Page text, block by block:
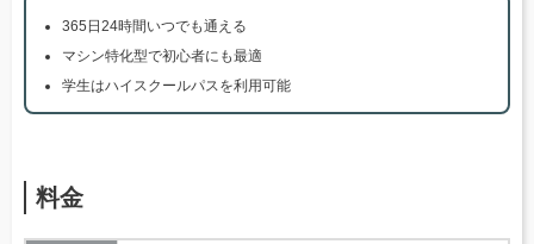
365日24時間いつでも通える
マシン特化型で初心者にも最適
学生はハイスクールパスを利用可能
料金